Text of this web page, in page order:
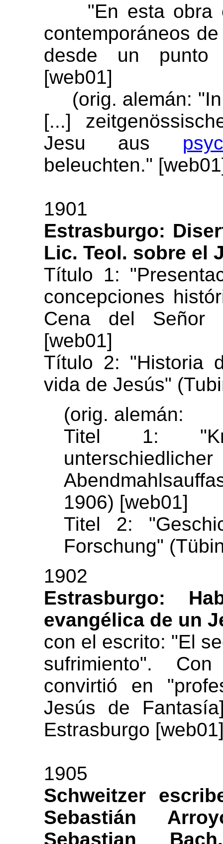
"En esta obra
contemporáneos
desde un punto
[web01]
(orig. alemán: "In
[...]
Jesu aus
beleuchten."
1901
Estrasburgo:
Lic. Teol. sobre el
Título 1:
concepciones
Cena del Señor
[web01]
Título 2: "Historia
vida de Jesús"
(orig. alemán:
Titel 1:
1906) [web01]
Titel 2:
Forschung"
1902
Estrasburgo:
evangélica de un
con el escrito: "El
sufrimiento".
convirtió en
Jesús de
Estrasburgo
1905
Schweitzer
Sebastián
Sebastian